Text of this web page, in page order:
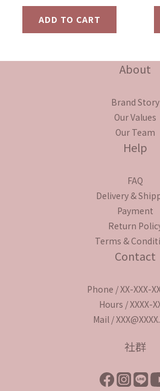
ADD TO CART
About
Brand Story
Our Values
Our Team
Help
FAQ
Delivery &
Payment
Return
Terms &
Contact
Phone / XX-XXX-
Hours / XXXX-
Mail /
社群